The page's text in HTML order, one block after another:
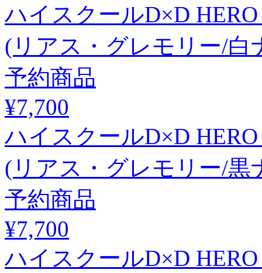
ハイスクールD×D
(リアス・グレモリー/白
予約商品
¥7,700
ハイスクールD×D
(リアス・グレモリー/黒
予約商品
¥7,700
ハイスクールD×D